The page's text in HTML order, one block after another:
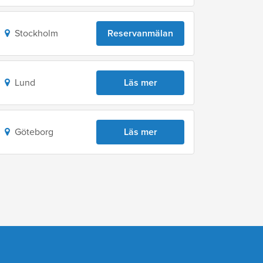
Stockholm Reservanmälan
Lund Läs mer
Göteborg Läs mer